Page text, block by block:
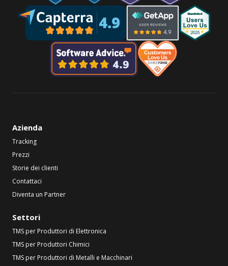
Azienda
Tracking
Prezzi
Storie dei clienti
Contattaci
Diventa un Partner
Settori
TMS per Produttori di Elettronica
TMS per Produttori Chimici
TMS per Produttori di Metalli e Macchinari